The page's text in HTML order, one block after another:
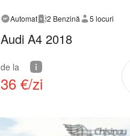
Automat 2 Benzină 5 locuri
Audi A4 2018
de la
36 €/zi